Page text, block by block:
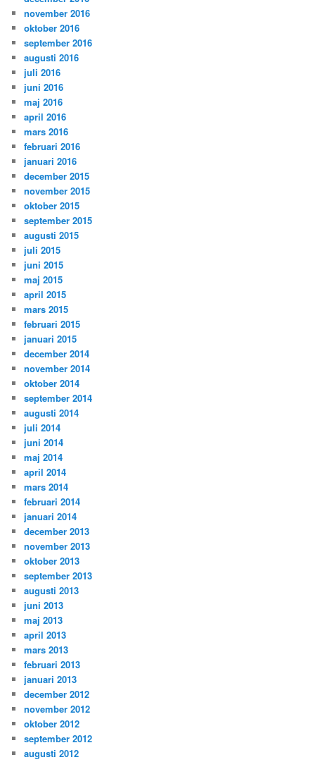
november 2016
oktober 2016
september 2016
augusti 2016
juli 2016
juni 2016
maj 2016
april 2016
mars 2016
februari 2016
januari 2016
december 2015
november 2015
oktober 2015
september 2015
augusti 2015
juli 2015
juni 2015
maj 2015
april 2015
mars 2015
februari 2015
januari 2015
december 2014
november 2014
oktober 2014
september 2014
augusti 2014
juli 2014
juni 2014
maj 2014
april 2014
mars 2014
februari 2014
januari 2014
december 2013
november 2013
oktober 2013
september 2013
augusti 2013
juni 2013
maj 2013
april 2013
mars 2013
februari 2013
januari 2013
december 2012
november 2012
oktober 2012
september 2012
augusti 2012